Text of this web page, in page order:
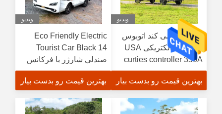
ویدیو
باتری کار می کند اتوبوس
مسافری الکتریکی USA
curties controller 350A
بهترین قیمت رو بدست بیار
ویدیو
Eco Friendly Electric
Tourist Car Black 14
صندلی شارژر با فرکانس
بالا
بهترین قیمت رو بدست بیار